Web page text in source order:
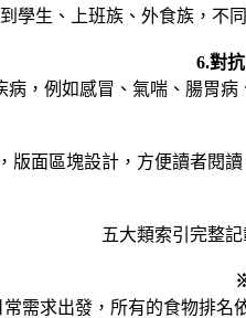
學生、上班族、外食族，不
6.對
病，例如感冒、氣喘、腸胃
版面區塊設計，方便讀者閱
五大類索引完整
需求出發，所有的食物排